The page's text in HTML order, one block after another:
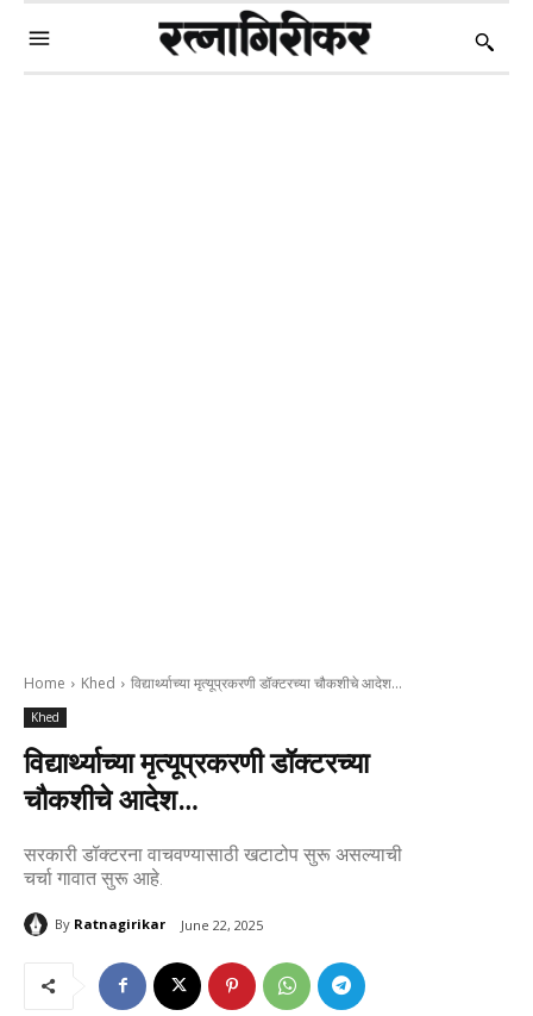
Home Khed विद्यार्थ्याच्या मृत्यूप्रकरणी डॉक्टरच्या चौकशीचे आदेश...
Khed
विद्यार्थ्याच्या मृत्यूप्रकरणी डॉक्टरच्या
चौकशीचे आदेश…
सरकारी डॉक्टरना वाचवण्यासाठी खटाटोप सुरू असल्याची
चर्चा गावात सुरू आहे.
By Ratnagirikar June 22, 2025